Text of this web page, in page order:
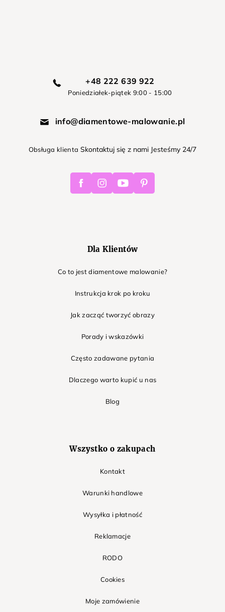
+48 222 639 922
Poniedziałek-piątek 9:00 - 15:00
info@diamentowe-malowanie.pl
Obsługa klienta Skontaktuj się z nami Jesteśmy 24/7
FacebookInstagramYoutube Pinterest
Dla Klientów
Co to jest diamentowe malowanie?
Instrukcja krok po kroku
Jak zacząć tworzyć obrazy
Porady i wskazówki
Często zadawane pytania
Dlaczego warto kupić u nas
Blog
Wszystko o zakupach
Kontakt
Warunki handlowe
Wysyłka i płatność
Reklamacje
RODO
Cookies
Moje zamówienie